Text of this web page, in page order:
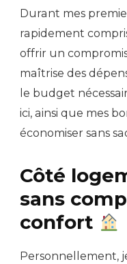
Durant mes
rapidement
offrir un
maîtrise des
le budget
ici, ainsi que mes
économiser sans
Côté
sans
confort
Personnellement,